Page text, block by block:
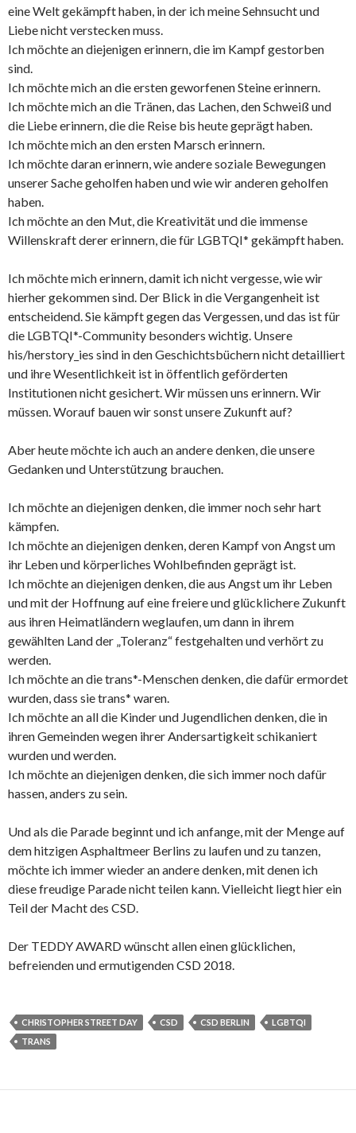
eine Welt gekämpft haben, in der ich meine Sehnsucht und
Liebe nicht verstecken muss.
Ich möchte an diejenigen erinnern, die im Kampf gestorben
sind.
Ich möchte mich an die ersten geworfenen Steine erinnern.
Ich möchte mich an die Tränen, das Lachen, den Schweiß und
die Liebe erinnern, die die Reise bis heute geprägt haben.
Ich möchte mich an den ersten Marsch erinnern.
Ich möchte daran erinnern, wie andere soziale Bewegungen
unserer Sache geholfen haben und wie wir anderen geholfen
haben.
Ich möchte an den Mut, die Kreativität und die immense
Willenskraft derer erinnern, die für LGBTQI* gekämpft haben.
Ich möchte mich erinnern, damit ich nicht vergesse, wie wir
hierher gekommen sind. Der Blick in die Vergangenheit ist
entscheidend. Sie kämpft gegen das Vergessen, und das ist für
die LGBTQI*-Community besonders wichtig. Unsere
his/herstory_ies sind in den Geschichtsbüchern nicht detailliert
und ihre Wesentlichkeit ist in öffentlich geförderten
Institutionen nicht gesichert. Wir müssen uns erinnern. Wir
müssen. Worauf bauen wir sonst unsere Zukunft auf?
Aber heute möchte ich auch an andere denken, die unsere
Gedanken und Unterstützung brauchen.
Ich möchte an diejenigen denken, die immer noch sehr hart
kämpfen.
Ich möchte an diejenigen denken, deren Kampf von Angst um
ihr Leben und körperliches Wohlbefinden geprägt ist.
Ich möchte an diejenigen denken, die aus Angst um ihr Leben
und mit der Hoffnung auf eine freiere und glücklichere Zukunft
aus ihren Heimatländern weglaufen, um dann in ihrem
gewählten Land der „Toleranz“ festgehalten und verhört zu
werden.
Ich möchte an die trans*-Menschen denken, die dafür ermordet
wurden, dass sie trans* waren.
Ich möchte an all die Kinder und Jugendlichen denken, die in
ihren Gemeinden wegen ihrer Andersartigkeit schikaniert
wurden und werden.
Ich möchte an diejenigen denken, die sich immer noch dafür
hassen, anders zu sein.
Und als die Parade beginnt und ich anfange, mit der Menge auf
dem hitzigen Asphaltmeer Berlins zu laufen und zu tanzen,
möchte ich immer wieder an andere denken, mit denen ich
diese freudige Parade nicht teilen kann. Vielleicht liegt hier ein
Teil der Macht des CSD.
Der TEDDY AWARD wünscht allen einen glücklichen,
befreienden und ermutigenden CSD 2018.
CHRISTOPHER STREET DAY CSD CSD BERLIN
LGBTQI
TRANS